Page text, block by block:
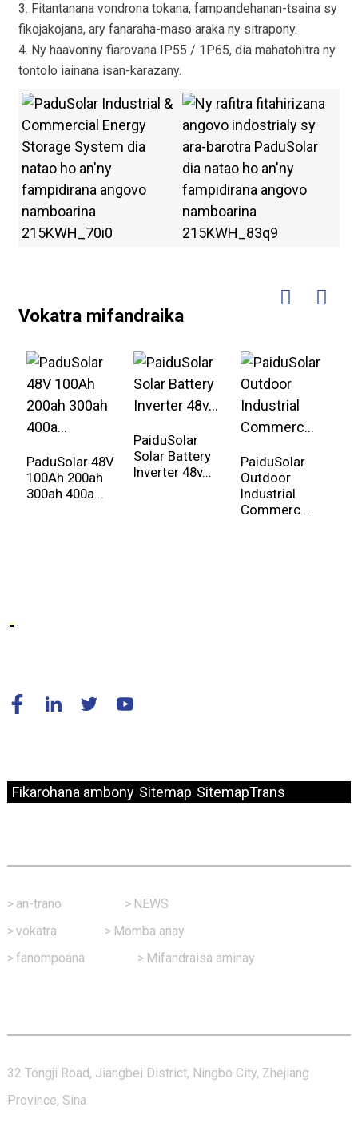
3. Fitantanana vondrona tokana, fampandehanan-tsaina sy
fikojakojana, ary fanaraha-maso araka ny sitrapony.
4. Ny haavon'ny fiarovana IP55 / 1P65, dia mahatohitra ny
tontolo iainana isan-karazany.
Vokatra mifandraika
PaduSolar 48V
100Ah 200ah
300ah 400a...
PaiduSolar
Solar Battery
Inverter 48v...
PaiduSolar
Outdoor
Industrial
Commerc...
Fikarohana ambony Sitemap SitemapTrans
> an-trano > NEWS
>vokatra > Momba anay
>fanompoana > Mifandraisa aminay
32 Tongji Road, Jiangbei District, Ningbo City, Zhejiang
Province, Sina